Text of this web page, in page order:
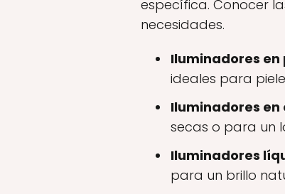
específica. Conocer
necesidades.
Iluminadores en
ideales para
Iluminadores en
secas o para un
Iluminadores
para un brillo